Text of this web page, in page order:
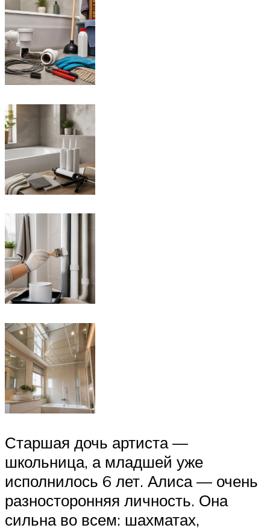
Старшая дочь артиста —
школьница, а младшей уже
исполнилось 6 лет. Алиса — очень
разносторонняя личность. Она
сильна во всем: шахматах,